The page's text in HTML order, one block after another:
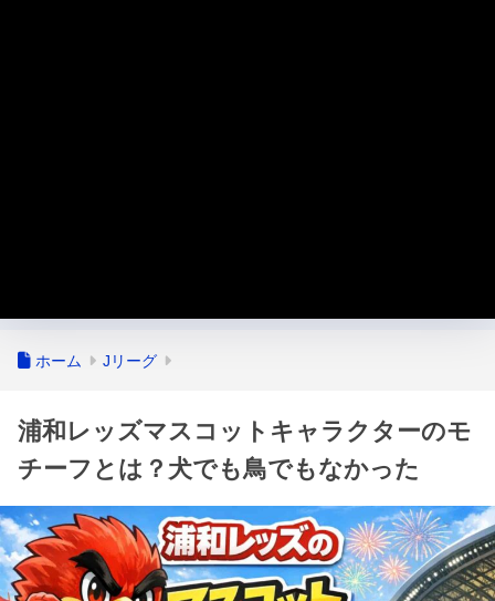
ホーム Jリーグ
浦和レッズマスコットキャラクターのモ
チーフとは？犬でも鳥でもなかった